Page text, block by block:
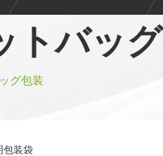
トバッグ
グ包装
包装袋